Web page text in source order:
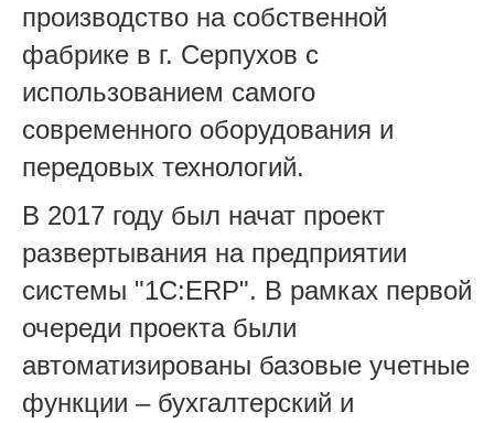
производство на собственной
фабрике в г. Серпухов с
использованием самого
современного оборудования и
передовых технологий.
В 2017 году был начат проект
развертывания на предприятии
системы "1С:ERP". В рамках первой
очереди проекта были
автоматизированы базовые учетные
функции – бухгалтерский и